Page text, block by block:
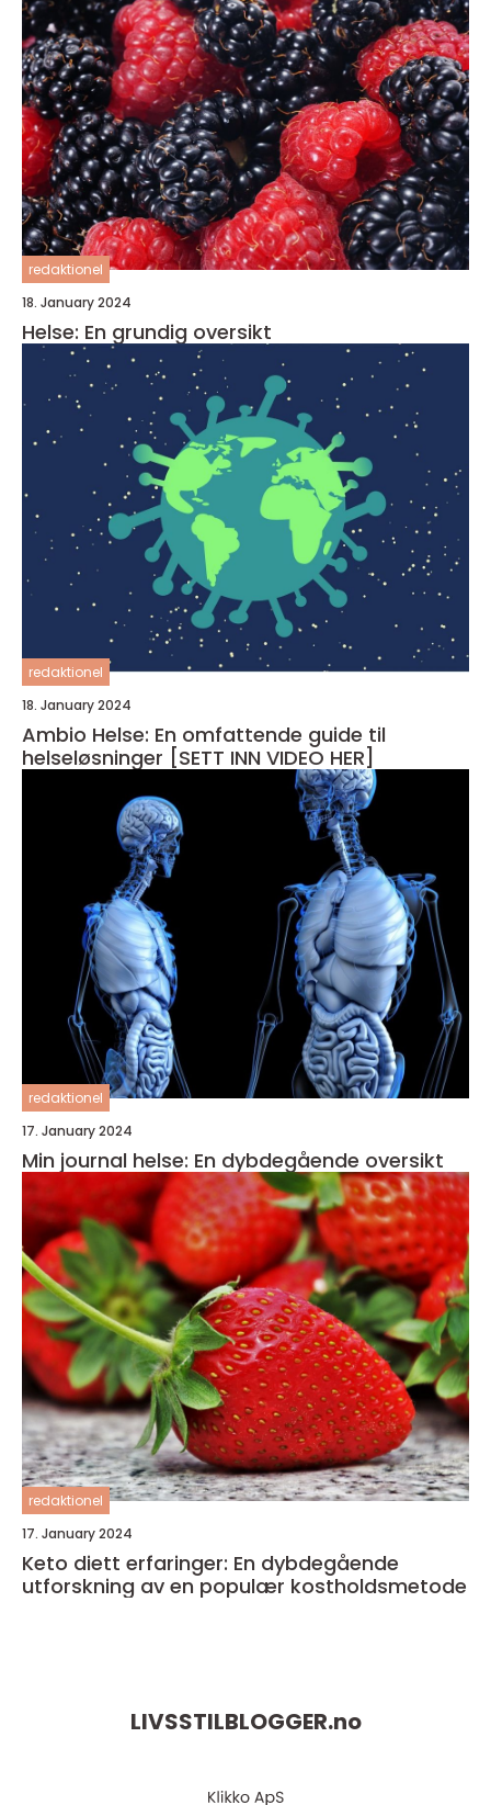
redaktionel
18. January 2024
Helse: En grundig oversikt
redaktionel
18. January 2024
Ambio Helse: En omfattende guide til
helseløsninger [SETT INN VIDEO HER]
redaktionel
17. January 2024
Min journal helse: En dybdegående oversikt
redaktionel
17. January 2024
Keto diett erfaringer: En dybdegående
utforskning av en populær kostholdsmetode
LIVSSTILBLOGGER.no